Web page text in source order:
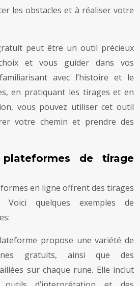
les obstacles et à réaliser votre
peut être un outil précieux
et vous guider dans vos
avec l’histoire et le
en pratiquant les tirages et en
vous pouvez utiliser cet outil
votre chemin et prendre des
de tirage
en ligne offrent des tirages
quelques exemples de
propose une variété de
gratuits, ainsi que des
sur chaque rune. Elle inclut